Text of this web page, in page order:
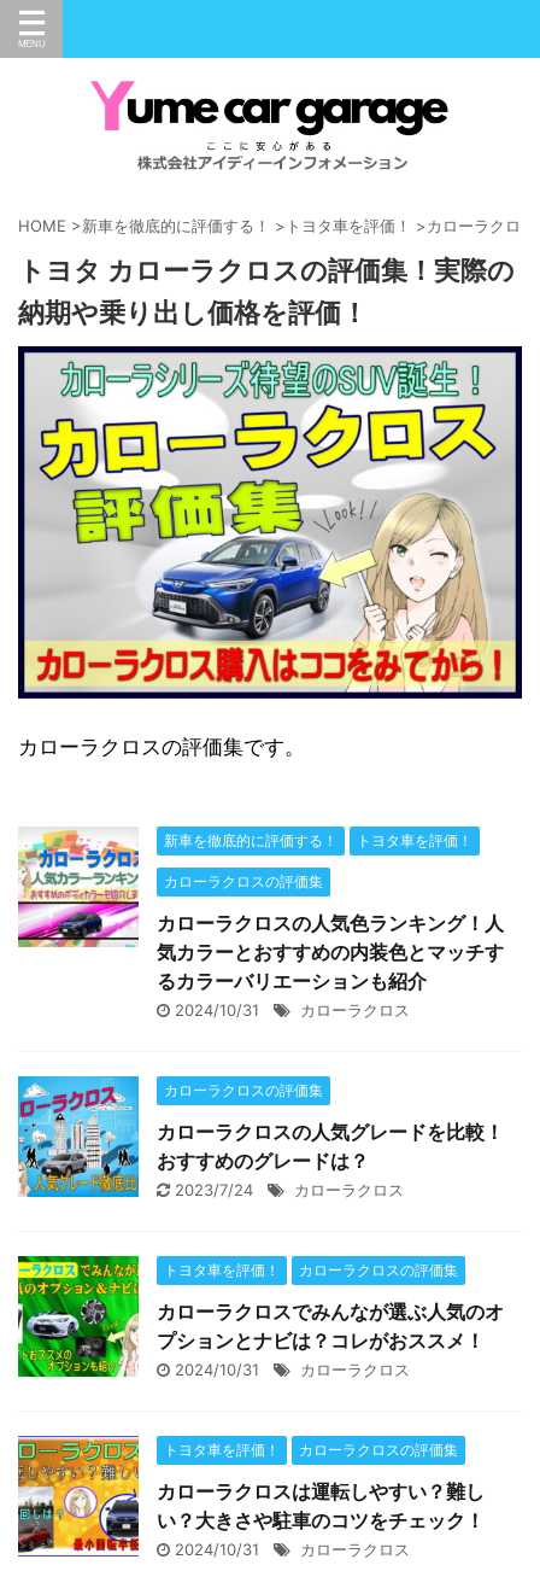
HOME >新車を徹底的に評価する！ > トヨタ車を評価！ >カローラクロ
トヨタ カローラクロスの評価集！実際の
納期や乗り出し価格を評価！
カローラクロスの評価集です。
新車を徹底的に評価する！ トヨタ車を評価！
カローラクロスの評価集
カローラクロスの人気色ランキング！人
気カラーとおすすめの内装色とマッチす
るカラーバリエーションも紹介
2024/10/31 カローラクロス
カローラクロスの評価集
カローラクロスの人気グレードを比較！
おすすめのグレードは？
2023/7/24 カローラクロス
トヨタ車を評価！ カローラクロスの評価集
カローラクロスでみんなが選ぶ人気のオ
プションとナビは？コレがおススメ！
2024/10/31 カローラクロス
トヨタ車を評価！ カローラクロスの評価集
カローラクロスは運転しやすい？難し
い？大きさや駐車のコツをチェック！
2024/10/31 カローラクロス